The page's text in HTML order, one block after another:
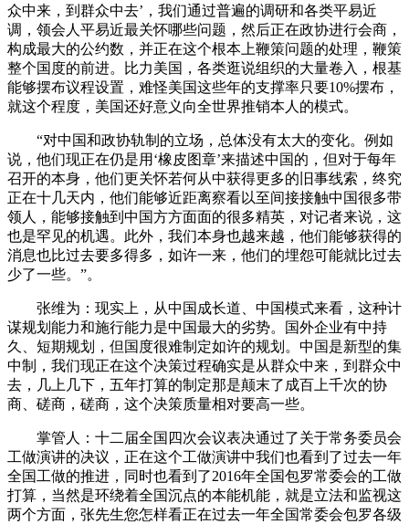
众中来，到群众中去’，我们通过普遍的调研和各类平易近
调，领会人平易近最关怀哪些问题，然后正在政协进行会商，
构成最大的公约数，并正在这个根本上鞭策问题的处理，鞭策
整个国度的前进。比力美国，各类逛说组织的大量卷入，根基
能够摆布议程设置，难怪美国这些年的支撑率只要10%摆布，
就这个程度，美国还好意义向全世界推销本人的模式。
“对中国和政协轨制的立场，总体没有太大的变化。例如
说，他们现正在仍是用‘橡皮图章’来描述中国的，但对于每年
召开的本身，他们更关怀若何从中获得更多的旧事线索，终究
正在十几天内，他们能够近距离察看以至间接接触中国很多带
领人，能够接触到中国方方面面的很多精英，对记者来说，这
也是罕见的机遇。此外，我们本身也越来越，他们能够获得的
消息也比过去要多得多，如许一来，他们的埋怨可能就比过去
少了一些。”。
张维为：现实上，从中国成长道、中国模式来看，这种计
谋规划能力和施行能力是中国最大的劣势。国外企业有中持
久、短期规划，但国度很难制定如许的规划。中国是新型的集
中制，我们现正在这个决策过程确实是从群众中来，到群众中
去，几上几下，五年打算的制定那是颠末了成百上千次的协
商、磋商，磋商，这个决策质量相对要高一些。
掌管人：十二届全国四次会议表决通过了关于常务委员会
工做演讲的决议，正在这个工做演讲中我们也看到了过去一年
全国工做的推进，同时也看到了2016年全国包罗常委会的工做
打算，当然是环绕着全国沉点的本能机能，就是立法和监视这
两个方面，张先生您怎样看正在过去一年全国常委会包罗各级